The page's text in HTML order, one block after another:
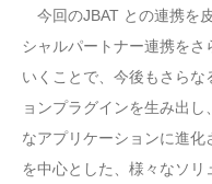
今回のJBAT との連携を
シャルパートナー連携をさ
いくことで、今後もさら
ョンプラグインを生み出
なアプリケーションに進
を中心とした、様々なソ